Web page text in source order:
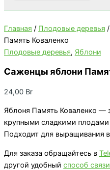
Главная / Плодовые деревья /
Память Коваленко
Плодовые деревья, Яблони
Саженцы яблони
24,00 Br
Яблоня Память Коваленко —
крупными сладкими
Подходит для выращивания
Для заказа обращайтесь в
другой удобный способ связи